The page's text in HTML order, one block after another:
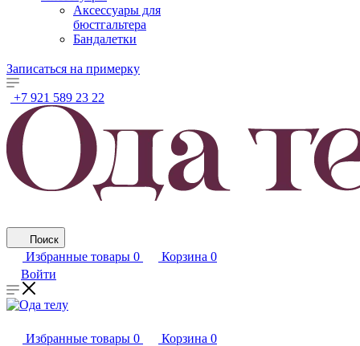
Аксессуары для
бюстгальтера
Бандалетки
Записаться на примерку
+7 921 589 23 22
Поиск
Избранные товары 0 Корзина 0
Войти
Избранные товары 0 Корзина 0